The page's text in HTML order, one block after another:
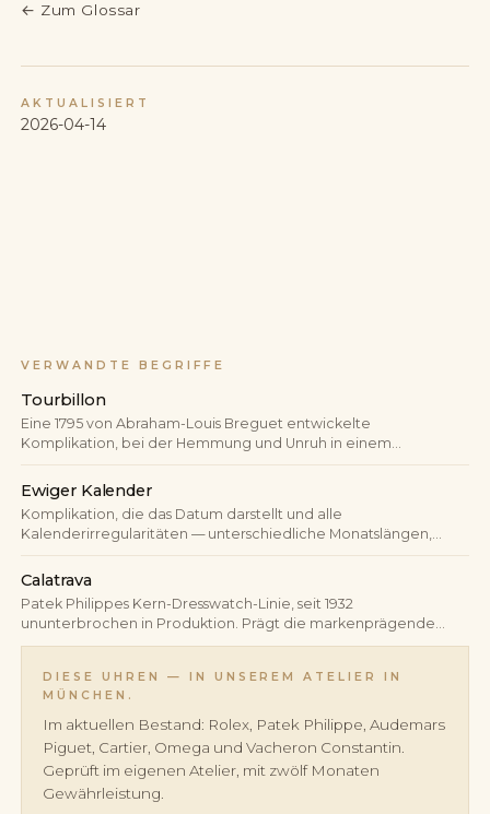
← Zum Glossar
AKTUALISIERT
2026-04-14
VERWANDTE BEGRIFFE
Tourbillon
Eine 1795 von Abraham-Louis Breguet entwickelte
Komplikation, bei der Hemmung und Unruh in einem
rotierenden Käfig sitzen — die durch die Schwerkraft
verursachten Lagenfehler werden so statistisch ausgemittelt.
Ewiger Kalender
Komplikation, die das Datum darstellt und alle
Kalenderirregularitäten — unterschiedliche Monatslängen,
Schaltjahre — automatisch berücksichtigt. Ein korrekt
eingestellter ewiger Kalender benötigt bis zum Jahr 2100 keine
Calatrava
Patek Philippes Kern-Dresswatch-Linie, seit 1932
ununterbrochen in Produktion. Prägt die markenprägende
„rund, schlicht, nur Zeit"-Ästhetik und gilt branchenweit als
DIESE UHREN — IN UNSEREM ATELIER IN
MÜNCHEN.
Im aktuellen Bestand: Rolex, Patek Philippe, Audemars
Piguet, Cartier, Omega und Vacheron Constantin.
Geprüft im eigenen Atelier, mit zwölf Monaten
Gewährleistung.